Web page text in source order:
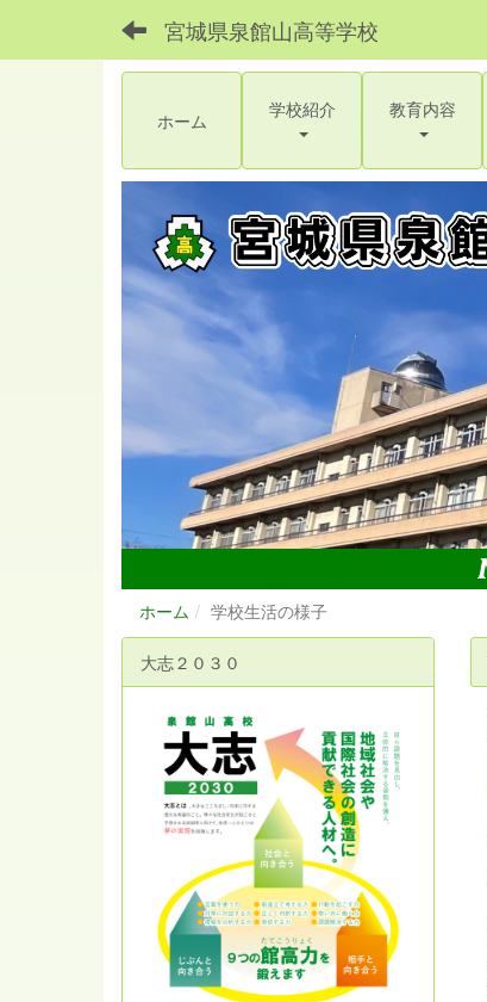
宮城県泉館山高等学校
ホーム 学校紹介 教育内容
ホーム 学校生活の様子
大志２０３０